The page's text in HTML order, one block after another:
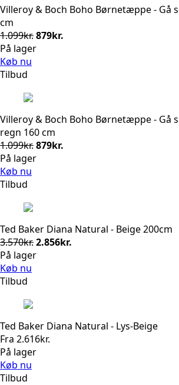
Villeroy & Boch Boho Børnetæppe - Gå
cm
1.099kr.Den
oprindelige
879kr.
På lager
Køb nu
Tilbud
Villeroy & Boch Boho Børnetæppe - Gå
regn 160 cm
1.099kr.Den
oprindelige
879kr.
På lager
Køb nu
Tilbud
Ted Baker Diana Natural - Beige 200cm
3.570kr.Den
oprindelige
2.856kr.
På lager
Køb nu
Tilbud
Ted Baker Diana Natural - Lys-Beige
Fra 2.616kr.
På lager
Køb nu
Tilbud